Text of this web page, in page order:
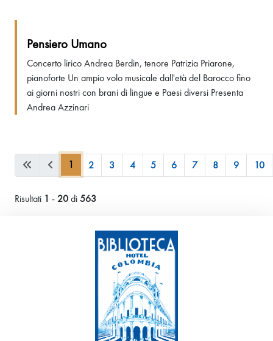
Pensiero Umano
Concerto lirico Andrea Berdin, tenore Patrizia Priarone,
pianoforte Un ampio volo musicale dall'età del Barocco fino
ai giorni nostri con brani di lingue e Paesi diversi Presenta
Andrea Azzinari
1 2 3 4 5 6 7 8 9 10
Risultati 1 -20di563